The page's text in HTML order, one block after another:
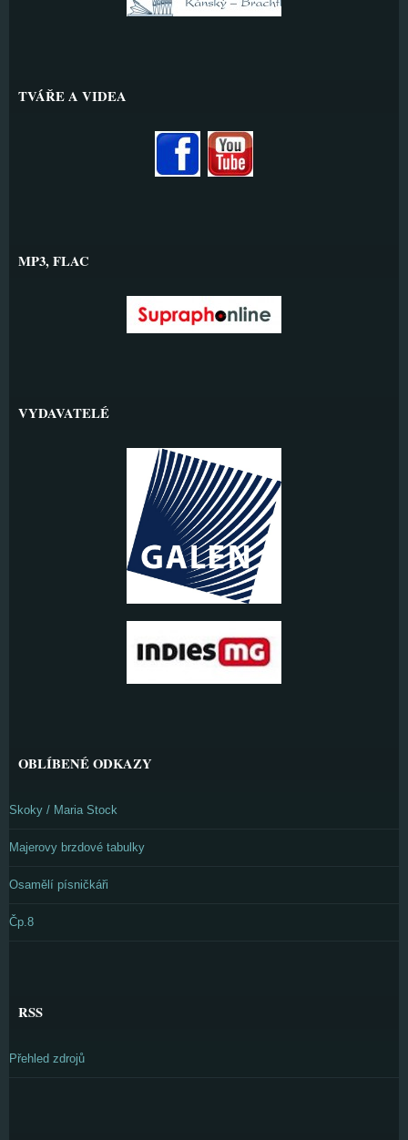
TVÁŘE A VIDEA
MP3, FLAC
VYDAVATELÉ
OBLÍBENÉ ODKAZY
Skoky / Maria Stock
Majerovy brzdové tabulky
Osamělí písničkáři
Čp.8
RSS
Přehled zdrojů